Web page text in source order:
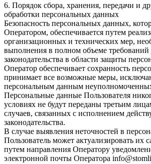
6. Порядок сбора, хранения, передачи и
обработки персональных данных
Безопасность персональных данных,
Оператором, обеспечивается путем
организационных и технических мер,
выполнения в полном объеме
законодательства в области защиты
Оператор обеспечивает сохранность
принимает все возможные меры,
персональным данным
Персональные данные Пользователя
условиях не будут переданы третьим
случаев, связанных с исполнением
законодательства.
В случае выявления неточностей в
Пользователь может актуализировать их
путем направления Оператору
электронной почты Оператора